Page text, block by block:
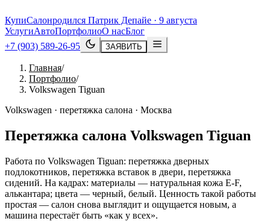
КупиСалонродился Патрик Депайе · 9 августа
УслугиАвтоПортфолиоО насБлог
+7 (903) 589-26-95
ЗАЯВИТЬ
Главная/
Портфолио/
Volkswagen Tiguan
Volkswagen · перетяжка салона · Москва
Перетяжка салона Volkswagen Tiguan
Работа по Volkswagen Tiguan: перетяжка дверных
подлокотников, перетяжка вставок в двери, перетяжка
сидений. На кадрах: материалы — натуральная кожа E-F,
алькантара; цвета — черный, белый. Ценность такой работы
простая — салон снова выглядит и ощущается новым, а
машина перестаёт быть «как у всех».